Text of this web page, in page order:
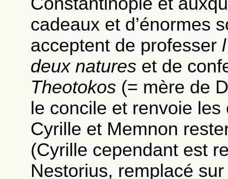
cadeaux et d’énormes
acceptent de professer
deux natures et de
Theotokos(= mère de
le concile et renvoie
Cyrille et Memnon
(Cyrille cependant est
Nestorius, remplacé